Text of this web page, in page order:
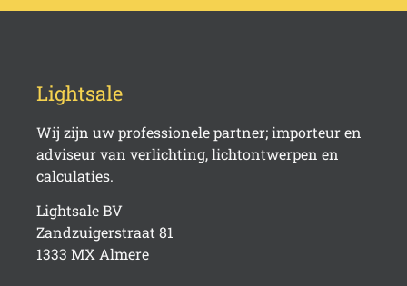
Lightsale
Wij zijn uw professionele partner; importeur en
adviseur van verlichting, lichtontwerpen en
calculaties.
Lightsale BV
Zandzuigerstraat 81
1333 MX Almere